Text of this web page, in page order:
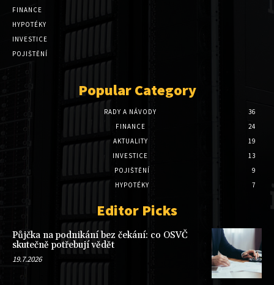
FINANCE
HYPOTÉKY
INVESTICE
POJIŠTĚNÍ
Popular Category
RADY A NÁVODY
36
FINANCE
24
AKTUALITY
19
INVESTICE
13
POJIŠTĚNÍ
9
HYPOTÉKY
7
Editor Picks
Půjčka na podnikání bez čekání: co OSVČ
skutečně potřebují vědět
19.7.2026